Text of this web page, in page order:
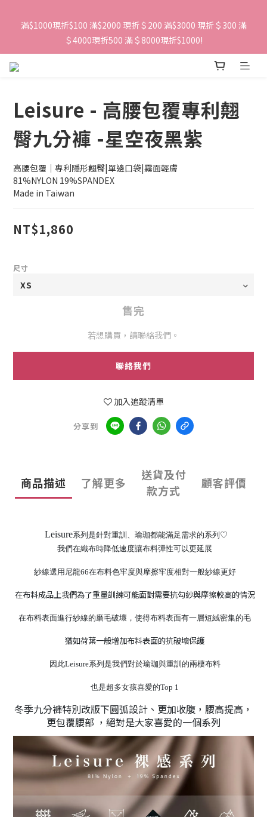
滿$1000現折$100 滿$2000 現折＄200 滿$3000 現折＄300 滿
＄4000現折500 滿＄8000現折$1000!
Leisure - 高腰包覆專利翹
臀九分褲 -星空夜黑紫
高腰包覆｜專利隱形翹臀|單邊口袋|霧面輕膚
81%NYLON 19%SPANDEX
Made in Taiwan
NT$1,860
尺寸
售完
若想購買，請聯絡我們。
聯絡我們
加入追蹤清單
分享到
商品描述 了解更多
送貨及付
款方式
顧客評價
Leisure系列是針對重訓、瑜珈都能滿足需求的系列 ♡
我們在織布時降低速度讓布料彈性可以更延展
紗線選用尼龍66在布料色牢度與摩擦牢度相對一般紗線更好
在布料成品上我們為了重量訓練可能面對需要抗勾紗與摩擦較高的情況
在布料表面進行紗線的磨毛破壞 ， 使得布料表面有一層短絨密集的毛
猶如荷葉一般增加布料表面的抗破壞保護
因此Leisure系列是我們對於瑜珈與重訓的兩棲布料
也是超多女孩喜愛的Top 1
冬季九分褲特別改版下圓弧設計、更加收腹，腰高提高，
更包覆腰部 ，絕對是大家喜愛的一個系列